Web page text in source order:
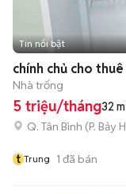
Tin nổi bật
chính chủ cho
Nhà trống
5 triệu/tháng32
Q. Tân Bình (P. Bảy
t Trung 1 đã bán